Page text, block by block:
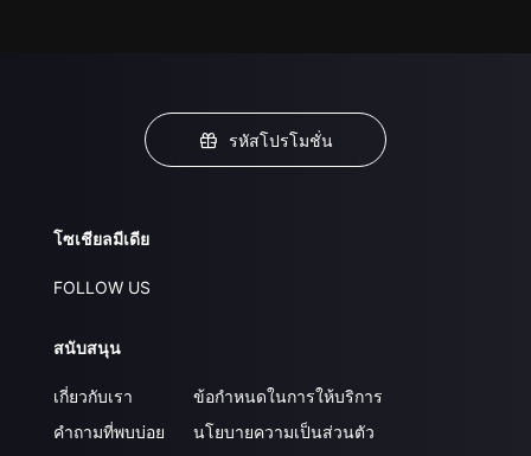
รหัสโปรโมชั่น
โซเชียลมีเดีย
FOLLOW US
สนับสนุน
เกี่ยวกับเรา
คำถามที่พบบ่อย
ข้อกำหนดในการให้บริการ
นโยบายความเป็นส่วนตัว